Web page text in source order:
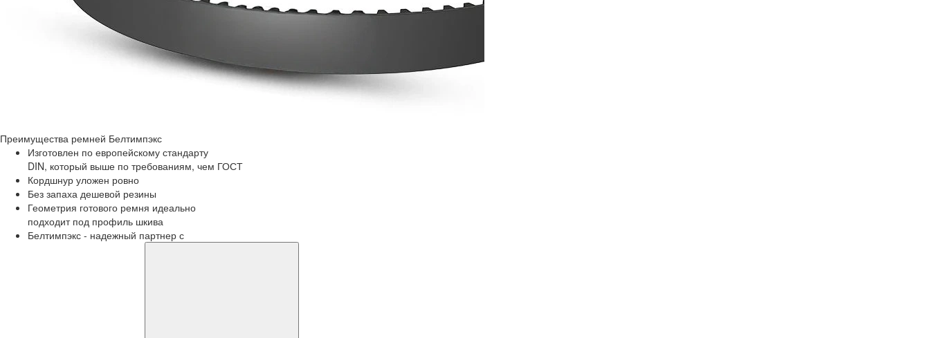
Преимущества ремней Белтимпэкс
Изготовлен по европейскому стандарту
DIN, который выше по требованиям, чем ГОСТ
Кордшнур уложен ровно
Без запаха дешевой резины
Геометрия готового ремня идеально
подходит под профиль шкива
Белтимпэкс - надежный партнер с